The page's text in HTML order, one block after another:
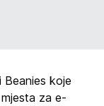
Beanies koje
za e-